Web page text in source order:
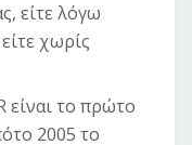
είτε λόγω
χωρίς
είναι το πρώτο
2005 το